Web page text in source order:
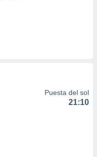
Puesta del sol
21:10